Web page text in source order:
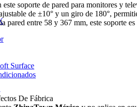
Surface
soporte de pared para monitores y
de ±10° y un giro de 180°,
pared entre 58 y 367 mm, este soporte
De Fábrica